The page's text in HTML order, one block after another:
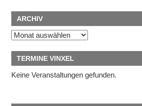
ARCHIV
Archiv
TERMINE VINXEL
Keine Veranstaltungen gefunden.